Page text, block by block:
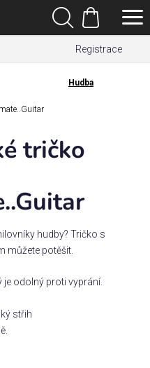
Registrace
Hledat
Nákupní
košík
Hudba
tričko
hudby? Tričko s
můžete potěšit.
je odolný proti vyprání.
střih